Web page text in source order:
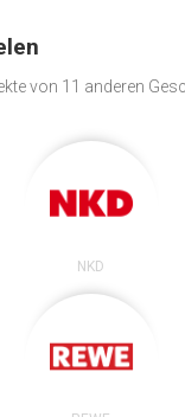
von 11 anderen
NKD